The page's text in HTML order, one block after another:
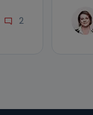
2